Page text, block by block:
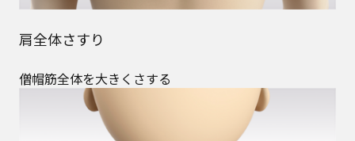
肩全体さすり
僧帽筋全体を大きくさする